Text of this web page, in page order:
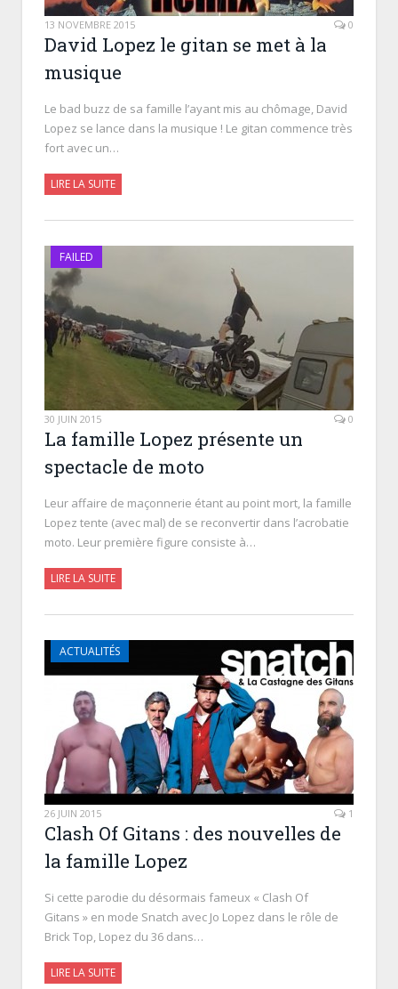
13 NOVEMBRE 2015 0
David Lopez le gitan se met à la
musique
Le bad buzz de sa famille l’ayant mis au chômage, David
Lopez se lance dans la musique ! Le gitan commence très
fort avec un…
LIRE LA SUITE
FAILED
30 JUIN 2015 0
La famille Lopez présente un
spectacle de moto
Leur affaire de maçonnerie étant au point mort, la famille
Lopez tente (avec mal) de se reconvertir dans l’acrobatie
moto. Leur première figure consiste à…
LIRE LA SUITE
ACTUALITÉS
26 JUIN 2015 1
Clash Of Gitans : des nouvelles de
la famille Lopez
Si cette parodie du désormais fameux « Clash Of
Gitans » en mode Snatch avec Jo Lopez dans le rôle de
Brick Top, Lopez du 36 dans…
LIRE LA SUITE